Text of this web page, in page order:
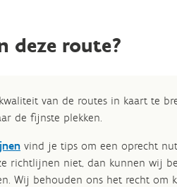
deze route?
van de routes in kaart te
de fijnste plekken.
vind je tips om een oprecht
richtlijnen niet, dan kunnen wij
Wij behouden ons het recht om